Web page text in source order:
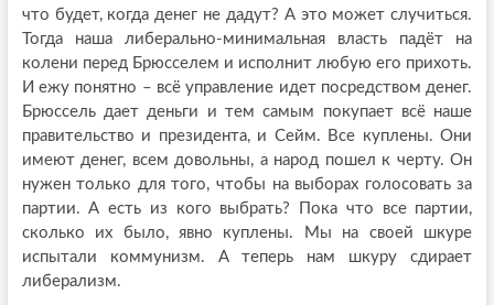
что будет, когда денег не дадут? А это может случиться.
Тогда наша либерально-минимальная власть падёт на
колени перед Брюсселем и исполнит любую его прихоть.
И ежу понятно – всё управление идет посредством денег.
Брюссель дает деньги и тем самым покупает всё наше
правительство и президента, и Сейм. Все куплены. Они
имеют денег, всем довольны, а народ пошел к черту. Он
нужен только для того, чтобы на выборах голосовать за
партии. А есть из кого выбрать? Пока что все партии,
сколько их было, явно куплены. Мы на своей шкуре
испытали коммунизм. А теперь нам шкуру сдирает
либерализм.